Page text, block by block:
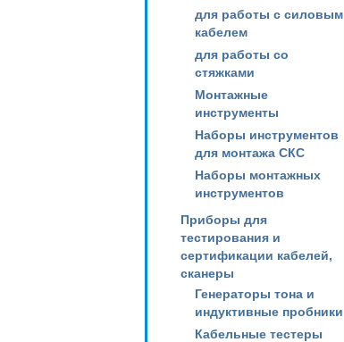
для работы с силовым
кабелем
для работы со
стяжками
Монтажные
инструменты
Наборы инструментов
для монтажа СКС
Наборы монтажных
инструментов
Приборы для
тестирования и
сертификации кабелей,
сканеры
Генераторы тона и
индуктивные пробники
Кабельные тестеры